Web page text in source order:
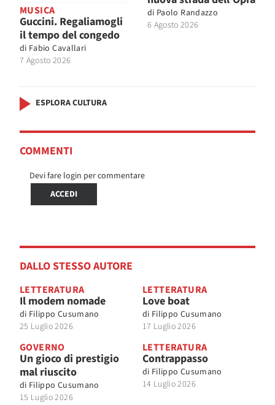
MUSICA
Guccini. Regaliamogli
il tempo del congedo
di Fabio Cavallari
7 Agosto 2026
di Paolo Randazzo
6 Agosto 2026
ESPLORA CULTURA
COMMENTI
Devi fare login per commentare
ACCEDI
DALLO STESSO AUTORE
LETTERATURA
Il modem nomade
di Filippo Cusumano
25 Luglio 2026
LETTERATURA
Love boat
di Filippo Cusumano
17 Luglio 2026
GOVERNO
Un gioco di prestigio
mal riuscito
di Filippo Cusumano
15 Luglio 2026
LETTERATURA
Contrappasso
di Filippo Cusumano
14 Luglio 2026